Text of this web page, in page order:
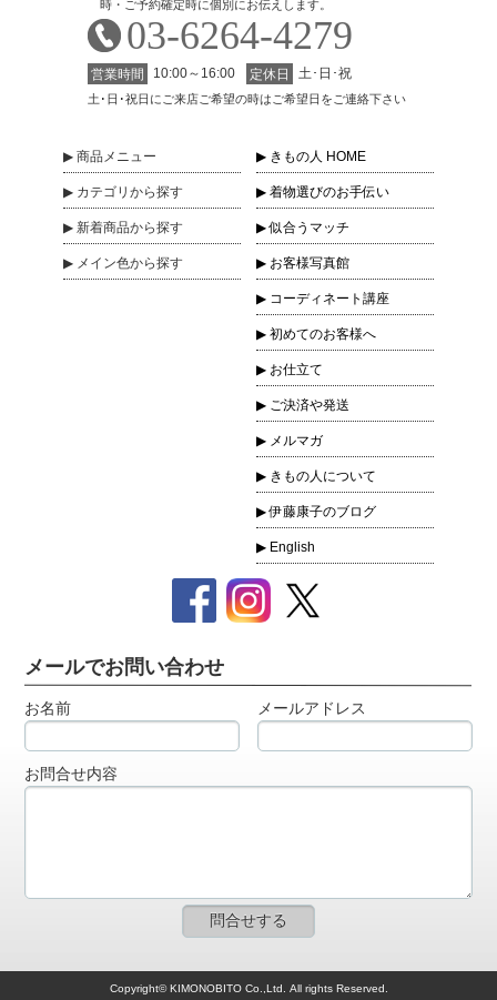
時・ご予約確定時に個別にお伝えします。
03-6264-4279
営業時間 10:00～16:00 定休日 土･日･祝
土･日･祝日にご来店ご希望の時はご希望日をご連絡下さい
商品 メニュー
カテゴリ から探す
新着商品から探す
メイン色から探す
きもの人 HOME
着物選びのお手伝い
似合うマッチ
お客様写真館
コーディネート講座
初めてのお客様へ
お仕立て
ご決済や発送
メルマガ
きもの人について
伊藤康子のブログ
English
メールでお問い合わせ
お名前 メールアドレス
お問合せ内容
Copyright© KIMONOBITO Co.,Ltd. All rights Reserved.